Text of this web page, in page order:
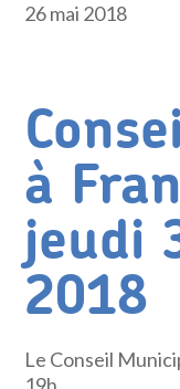
26 mai 2018
à
jeudi
2018
Le Conseil